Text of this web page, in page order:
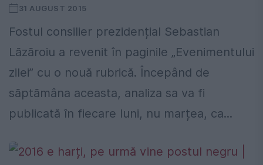
31 AUGUST 2015
Fostul consilier prezidențial Sebastian
Lăzăroiu a revenit în paginile „Evenimentului
zilei” cu o nouă rubrică. Începând de
săptămâna aceasta, analiza sa va fi
publicată în fiecare luni, nu marțea, ca...